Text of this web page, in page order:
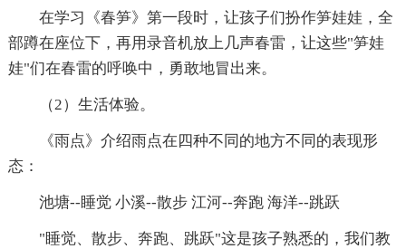
在学习《春笋》第一段时，让孩子们扮作笋娃娃，全
部蹲在座位下，再用录音机放上几声春雷，让这些"笋娃
娃"们在春雷的呼唤中，勇敢地冒出来。
（2）生活体验。
《雨点》介绍雨点在四种不同的地方不同的表现形
态：
池塘--睡觉 小溪--散步 江河--奔跑 海洋--跳跃
"睡觉、散步、奔跑、跳跃"这是孩子熟悉的，我们教